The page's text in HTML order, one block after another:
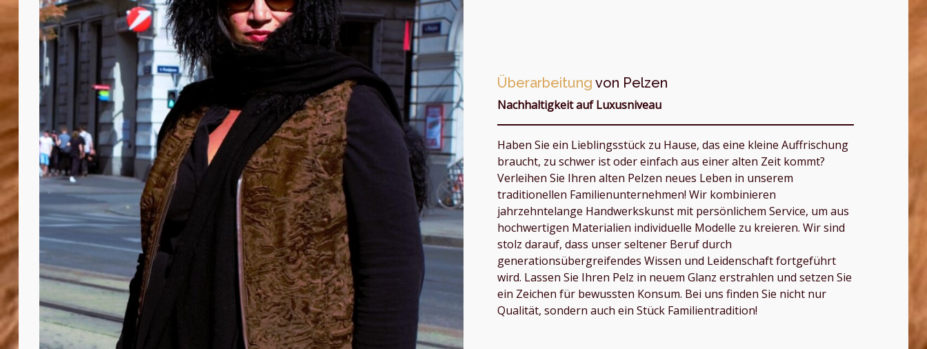
Überarbeitung von Pelzen
Nachhaltigkeit auf Luxusniveau
Haben Sie ein Lieblingsstück zu Hause, das eine kleine Auffrischung
braucht, zu schwer ist oder einfach aus einer alten Zeit kommt?
Verleihen Sie Ihren alten Pelzen neues Leben in unserem
traditionellen Familienunternehmen! Wir kombinieren
jahrzehntelange Handwerkskunst mit persönlichem Service, um aus
hochwertigen Materialien individuelle Modelle zu kreieren. Wir sind
stolz darauf, dass unser seltener Beruf durch
generationsübergreifendes Wissen und Leidenschaft fortgeführt
wird. Lassen Sie Ihren Pelz in neuem Glanz erstrahlen und setzen Sie
ein Zeichen für bewussten Konsum. Bei uns finden Sie nicht nur
Qualität, sondern auch ein Stück Familientradition!